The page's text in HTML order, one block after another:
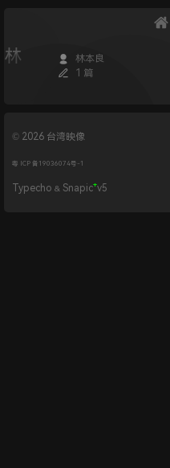
林
林本良
1 篇
© 2026 台湾映像
粤 ICP 备19036074号-1
Typecho & Snapic+v5